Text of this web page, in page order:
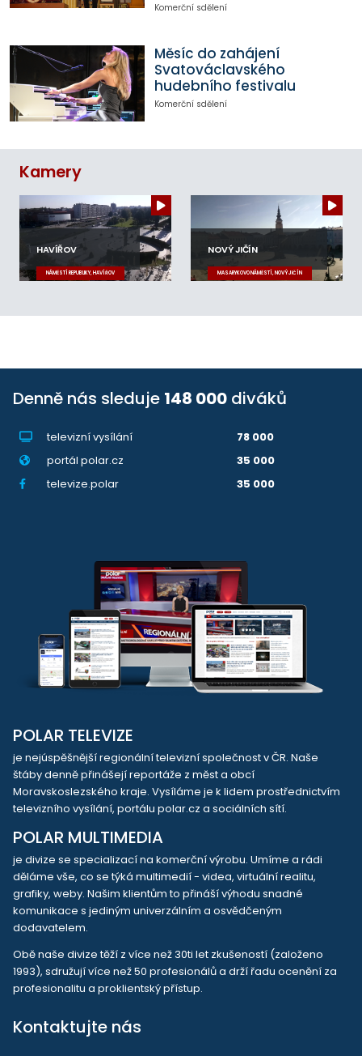
Komerční sdělení
Měsíc do zahájení
Svatováclavského
hudebního festivalu
Komerční sdělení
Kamery
HAVÍŘOV
NÁMĚSTÍ REPUBLIKY, HAVÍŘOV
NOVÝ JIČÍN
MASARYKOVO NÁMĚSTÍ, NOVÝ JIČÍN
Denně nás sleduje 148 000 diváků
televizní vysílání
78 000
portál polar.cz
35 000
televize.polar
35 000
POLAR TELEVIZE
je nejúspěšnější regionální televizní společnost v ČR. Naše
štáby denně přinášejí reportáže z měst a obcí
Moravskoslezského kraje. Vysíláme je k lidem prostřednictvím
televizního vysílání, portálu polar.cz a sociálních sítí.
POLAR MULTIMEDIA
je divize se specializací na komerční výrobu. Umíme a rádi
děláme vše, co se týká multimedií - videa, virtuální realitu,
grafiky, weby. Našim klientům to přináší výhodu snadné
komunikace s jediným univerzálním a osvědčeným
dodavatelem.
Obě naše divize těží z více než 30ti let zkušeností (založeno
1993), sdružují více než 50 profesionálů a drží řadu ocenění za
profesionalitu a proklientský přístup.
Kontaktujte nás